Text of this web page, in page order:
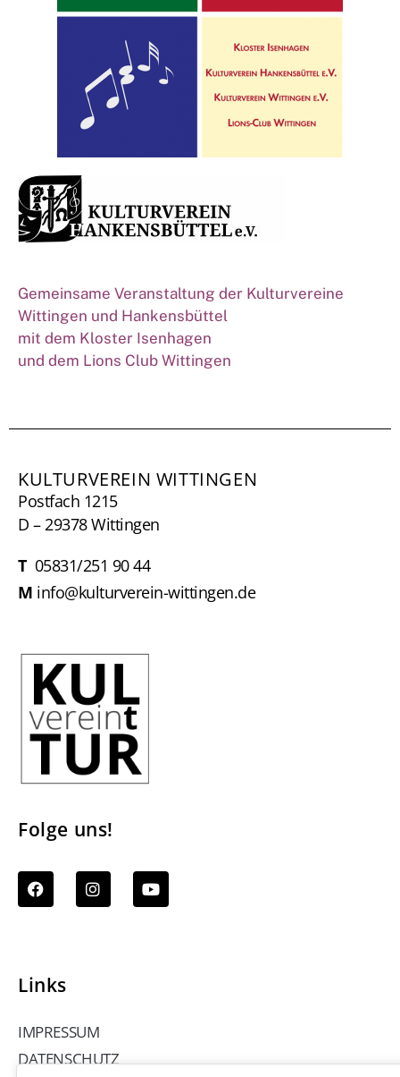
Gemeinsame Veranstaltung der Kulturvereine
Wittingen und Hankensbüttel
mit dem Kloster Isenhagen
und dem Lions Club Wittingen
KULTURVEREIN WITTINGEN
Postfach 1215
D – 29378 Wittingen
T05831/251 90 44
M info@kulturverein-wittingen.de
Folge uns!
Links
IMPRESSUM
DATENSCHUTZ